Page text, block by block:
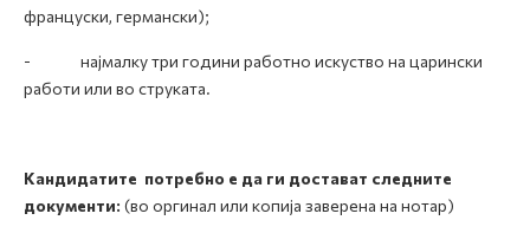
француски, германски);
- најмалку три години работно искуство на царински
работи или во струката.
Кандидатите потребно е да ги достават следните
документи: (во оргинал или копија заверена на нотар)